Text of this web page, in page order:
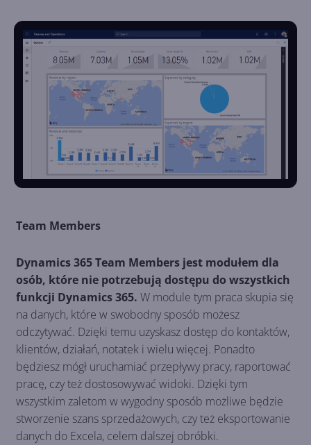
Team Members
Dynamics 365 Team Members jest modułem dla
osób, które nie potrzebują dostępu do wszystkich
funkcji Dynamics 365. W module tym praca skupia się
na danych, które w swobodny sposób możesz
odczytywać. Dzięki temu uzyskasz dostęp do kontaktów,
klientów, działań, notatek i wielu więcej. Ponadto
będziesz mógł uruchamiać przepływy pracy, raportować
pracę, czy też dostosowywać widoki. Dzięki tym
wszystkim zaletom w wygodny sposób możliwe będzie
stworzenie szans sprzedażowych, czy też eksportowanie
danych do Excela, celem dalszej obróbki.